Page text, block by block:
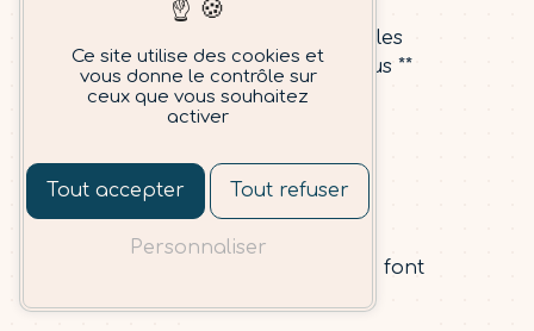
En cochant cette case, j'accepte les
conditions particulières ci-dessous **
Vous n'êtes pas un
robot, veuillez
répondre à cette
question : combien font
Ce site utilise des cookies et
vous donne le contrôle sur
ceux que vous souhaitez
activer
Tout accepter Tout refuser
Personnaliser